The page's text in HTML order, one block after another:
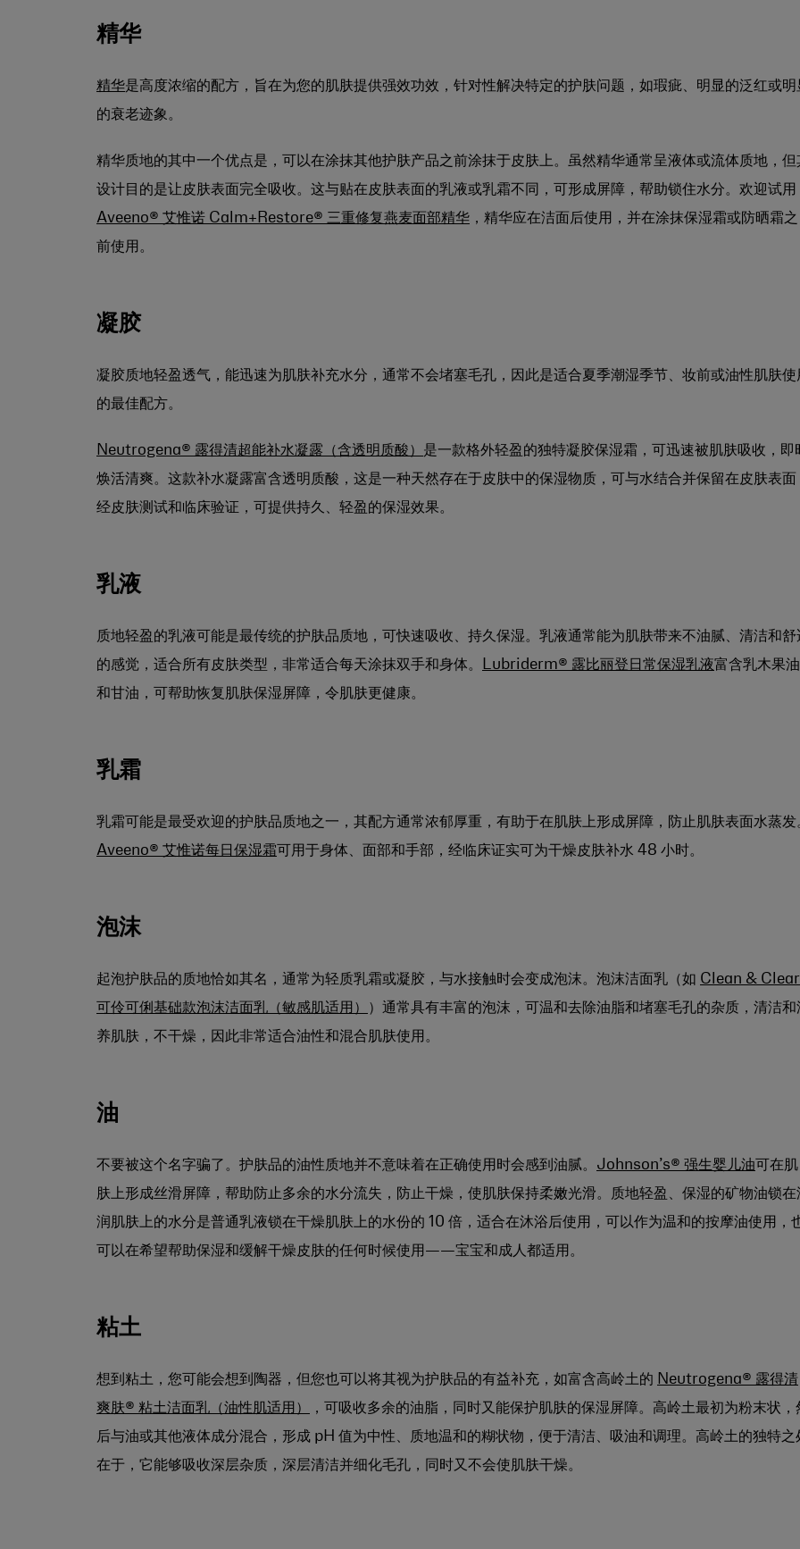
精华
精华是高度浓缩的配方，旨在为您的肌肤提供强效功效，针对性解决特定的护肤问题，如瑕疵、明显的泛红或明
的衰老迹象。
精华质地的其中一个优点是，可以在涂抹其他护肤产品之前涂抹于皮肤上。虽然精华通常呈液体或流体质地，但
设计目的是让皮肤表面完全吸收。这与贴在皮肤表面的乳液或乳霜不同，可形成屏障，帮助锁住水分。欢迎试用
Aveeno® 艾惟诺 Calm+Restore® 三重修复燕麦面部精华 ，精华应在洁面后使用，并在涂抹保湿霜或防晒霜之
前使用。
凝胶
凝胶质地轻盈透气，能迅速为肌肤补充水分，通常不会堵塞毛孔，因此是适合夏季潮湿季节、妆前或油性肌肤使
的最佳配方。
Neutrogena® 露得清超能补水凝露（含透明质酸） 是一款格外轻盈的独特凝胶保湿霜，可迅速被肌肤吸收，即
焕活清爽。这款补水凝露富含透明质酸，这是一种天然存在于皮肤中的保湿物质，可与水结合并保留在皮肤表面
经皮肤测试和临床验证，可提供持久、轻盈的保湿效果。
乳液
质地轻盈的乳液可能是最传统的护肤品质地，可快速吸收、持久保湿。乳液通常能为肌肤带来不油腻、清洁和舒
的感觉，适合所有皮肤类型，非常适合每天涂抹双手和身体。
Lubriderm® 露比丽登日常保湿乳液富含乳木果油
和甘油，可帮助恢复肌肤保湿屏障，令肌肤更健康。
乳霜
乳霜可能是最受欢迎的护肤品质地之一，其配方通常浓郁厚重，有助于在肌肤上形成屏障，防止肌肤表面水蒸发
Aveeno® 艾惟诺每日保湿霜可用于身体、面部和手部，经临床证实可为干燥皮肤补水 48 小时。
泡沫
起泡护肤品的质地恰如其名，通常为轻质乳霜或凝胶，与水接触时会变成泡沫。泡沫洁面乳（如 Clean &
可伶可俐基础款泡沫洁面乳（敏感肌适用）
）通常具有丰富的泡沫，可温和去除油脂和堵塞毛孔的杂质，清洁和
养肌肤，不干燥，因此非常适合油性和混合肌肤使用。
油
不要被这个名字骗了。护肤品的油性质地并不意味着在正确使用时会感到油腻。 Johnson’s® 强生婴儿油可在肌
肤上形成丝滑屏障，帮助防止多余的水分流失，防止干燥，使肌肤保持柔嫩光滑。质地轻盈、保湿的矿物油锁在
润肌肤上的水分是普通乳液锁在干燥肌肤上的水份的 10 倍，适合在沐浴后使用，可以作为温和的按摩油使用，
可以在希望帮助保湿和缓解干燥皮肤的任何时候使用——宝宝和成人都适用。
粘土
想到粘土，您可能会想到陶器，但您也可以将其视为护肤品的有益补充，如富含高岭土的 Neutrogena® 露得清
爽肤® 粘土洁面乳（油性肌适用）
，可吸收多余的油脂，同时又能保护肌肤的保湿屏障。高岭土最初为粉末状，
后与油或其他液体成分混合，形成 pH 值为中性、质地温和的糊状物，便于清洁、吸油和调理。高岭土的独特之
在于，它能够吸收深层杂质，深层清洁并细化毛孔，同时又不会使肌肤干燥。